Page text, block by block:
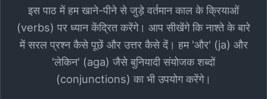
इस पाठ में हम खाने-पीने से जुड़े वर्तमान काल के क्रियाओं
(verbs) पर ध्यान केंद्रित करेंगे। आप सीखेंगे कि नाश्ते के बारे
में सरल प्रश्न कैसे पूछें और उत्तर कैसे दें। हम 'और' (ja) और
'लेकिन' (aga) जैसे बुनियादी संयोजक शब्दों
(conjunctions) का भी उपयोग करेंगे।